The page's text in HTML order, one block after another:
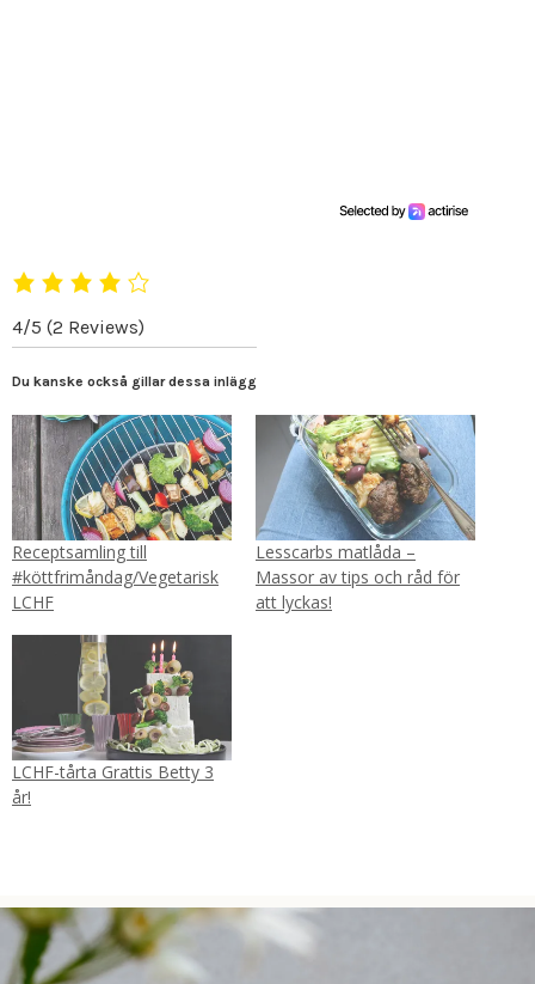
4/5 (2 Reviews)
Du kanske också gillar dessa inlägg
Receptsamling till
#köttfrimåndag/Vegetarisk
LCHF
Lesscarbs matlåda –
Massor av tips och råd för
att lyckas!
LCHF-tårta Grattis Betty 3
år!